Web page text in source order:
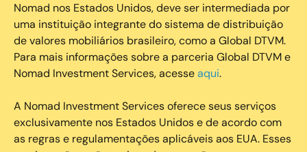
Nomad nos Estados Unidos, deve ser intermediada por
uma instituição integrante do sistema de distribuição
de valores mobiliários brasileiro, como a Global DTVM.
Para mais informações sobre a parceria Global DTVM e
Nomad Investment Services, acesseaqui.
A Nomad Investment Services oferece seus serviços
exclusivamente nos Estados Unidos e de acordo com
as regras e regulamentações aplicáveis aos EUA. Esses